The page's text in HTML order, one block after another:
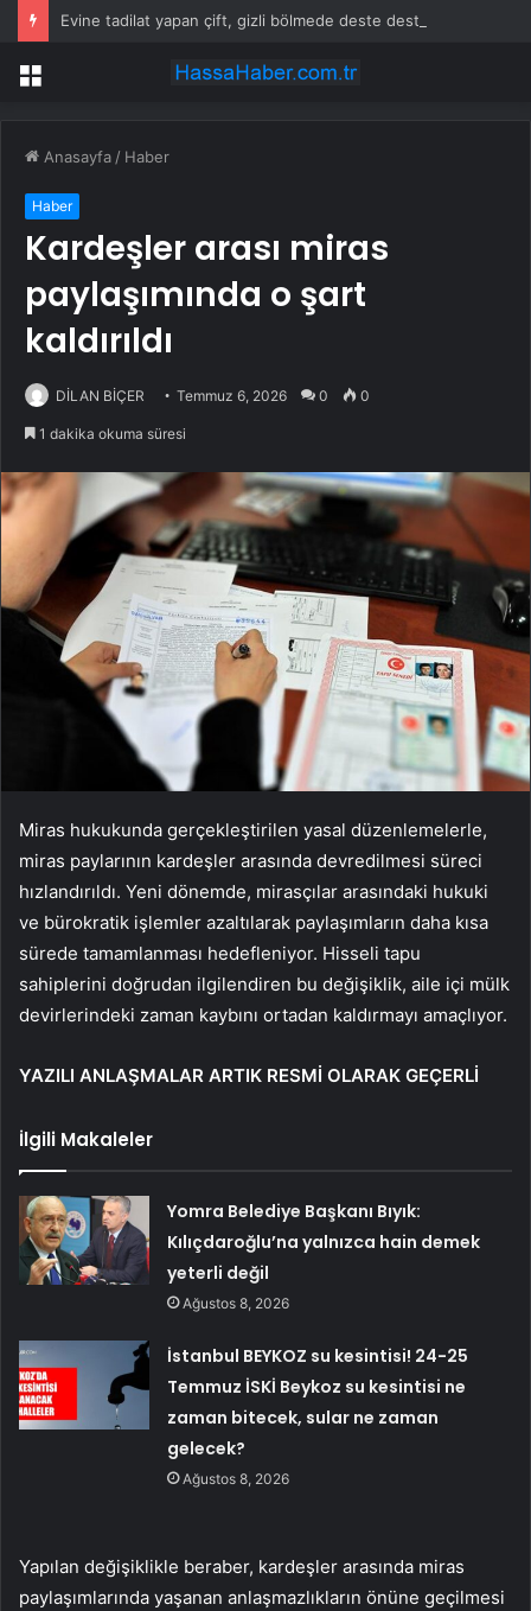
Menü
Anasayfa / Haber
Haber
Kardeşler arası miras
paylaşımında o şart
kaldırıldı
DİLAN BİÇER Temmuz 6, 2026 0 0
1 dakika okuma süresi
Miras hukukunda gerçekleştirilen yasal düzenlemelerle,
miras paylarının kardeşler arasında devredilmesi süreci
hızlandırıldı. Yeni dönemde, mirasçılar arasındaki hukuki
ve bürokratik işlemler azaltılarak paylaşımların daha kısa
sürede tamamlanması hedefleniyor. Hisseli tapu
sahiplerini doğrudan ilgilendiren bu değişiklik, aile içi mülk
devirlerindeki zaman kaybını ortadan kaldırmayı amaçlıyor.
YAZILI ANLAŞMALAR ARTIK RESMİ OLARAK GEÇERLİ
İlgili Makaleler
Yomra Belediye Başkanı Bıyık:
Kılıçdaroğlu’na yalnızca hain demek
yeterli değil
Ağustos 8, 2026
İstanbul BEYKOZ su kesintisi! 24-25
Temmuz İSKİ Beykoz su kesintisi ne
zaman bitecek, sular ne zaman
gelecek?
Ağustos 8, 2026
Yapılan değişiklikle beraber, kardeşler arasında miras
paylaşımlarında yaşanan anlaşmazlıkların önüne geçilmesi